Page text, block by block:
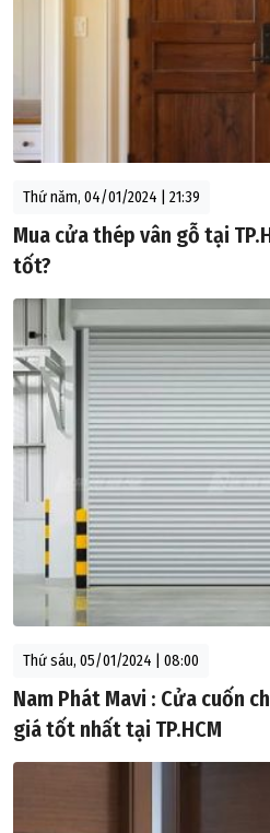
Thứ năm, 04/01/2024 | 21:39
Mua cửa thép vân gỗ tại
tốt?
Thứ sáu, 05/01/2024 | 08:00
Nam Phát Mavi : Cửa cuốn
giá tốt nhất tại TP.HCM